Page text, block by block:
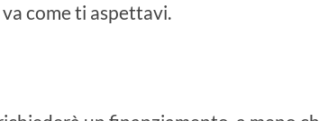
come ti aspettavi.